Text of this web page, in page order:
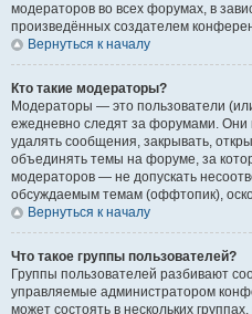
модераторов во всех форумах, в
произведённых создателем
Вернуться к началу
Кто такие модераторы?
Модераторы — это пользователи
ежедневно следят за форумами. Они
удалять сообщения, закрывать,
объединять темы на форуме, за
модераторов — не допускать
обсуждаемым темам (оффтопик),
Вернуться к началу
Что такое группы пользователей?
Группы пользователей разбивают
управляемые администратором
может состоять в нескольких